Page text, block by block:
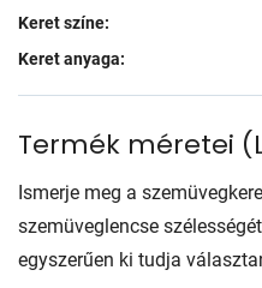
Keret színe:
Keret anyaga:
Termék méretei (
Ismerje meg a
szemüveglencse
egyszerűen ki tudja